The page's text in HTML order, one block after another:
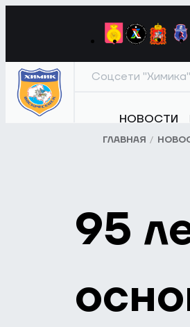
Соцсети
НОВОСТИ
ГЛАВНАЯ
95